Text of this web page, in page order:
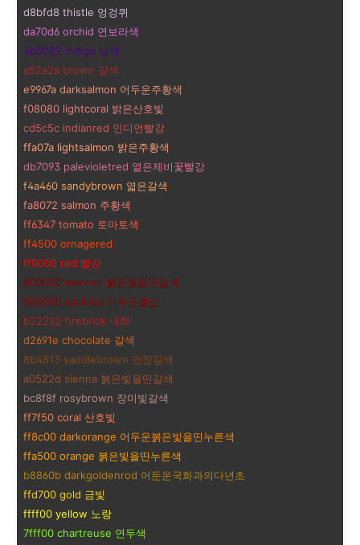
d8bfd8 thistle 엉겅퀴
da70d6 orchid 연보라색
4b0082 indigo 남색
a52a2a brown 갈색
e9967a darksalmon 어두운주황색
f08080 lightcoral 밝은산호빛
cd5c5c indianred 인디언빨강
ffa07a lightsalmon 밝은주황색
db7093 palevioletred 옅은제비꽃빨강
f4a460 sandybrown 엷은갈색
fa8072 salmon 주황색
ff6347 tomato 토마토색
ff4500 ornagered
ff0000 red 빨강
800000 maroon 붉은빛을띤갈색
8b0000 darkred 어두운빨강
b22222 firebrick 내화
d2691e chocolate 갈색
8b4513 saddlebrown 안장갈색
a0522d sienna 붉은빛을띤갈색
bc8f8f rosybrown 장미빛갈색
ff7f50 coral 산호빛
ff8c00 darkorange 어두운붉은빛을띤누른색
ffa500 orange 붉은빛을띤누른색
b8860b darkgoldenrod 어둔운국화과의다년초
ffd700 gold 금빛
ffff00 yellow 노랑
7fff00 chartreuse 연두색